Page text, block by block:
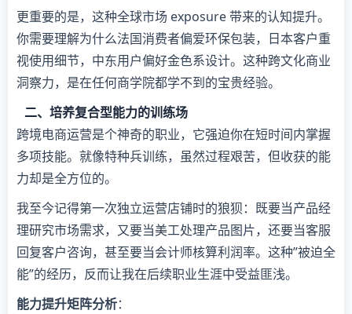
更重要的是，这种全球市场 exposure 带来的认知提升。
你需要理解为什么法国消费者偏爱环保包装，日本客户重
视使用细节，中东用户偏好金色系设计。这种跨文化商业
洞察力，是在任何商学院都学不到的宝贵经验。
二、培养复合型能力的训练场
跨境电商运营是个神奇的职业，它强迫你在短时间内掌握
多项技能。就像特种兵训练，虽然过程艰苦，但收获的能
力却是全方位的。
我至今记得第一次独立运营店铺时的狼狈：既要当产品经
理研究市场需求，又要当美工处理产品图片，还要当客服
回复客户咨询，甚至要当会计师核算利润率。这种”被迫全
能”的经历，反而让我在后续职业生涯中受益匪浅。
​能力提升矩阵分析​​：